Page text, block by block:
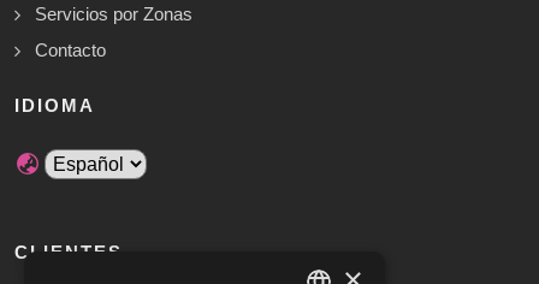
Servicios por Zonas
Contacto
IDIOMA
CLIENTES